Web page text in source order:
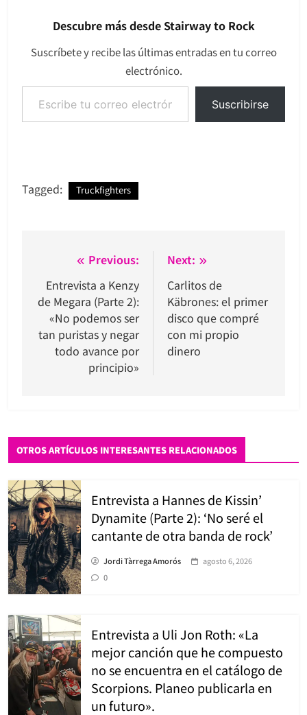
Descubre más desde Stairway to Rock
Suscríbete y recibe las últimas entradas en tu correo
electrónico.
Escribe tu correo electrónico…
Suscribirse
Tagged: Truckfighters
Navegación
de
entradas
Previous:
Entrevista a Kenzy
de Megara (Parte 2):
«No podemos ser
tan puristas y negar
todo avance por
principio»
Next:
Carlitos de
Käbrones: el primer
disco que compré
con mi propio
dinero
OTROS ARTÍCULOS INTERESANTES RELACIONADOS
Entrevista a Hannes de Kissin’
Dynamite (Parte 2): ‘No seré el
cantante de otra banda de rock’
Jordi Tàrrega Amorós
agosto 6, 2026
0
Entrevista a Uli Jon Roth: «La
mejor canción que he compuesto
no se encuentra en el catálogo de
Scorpions. Planeo publicarla en
un futuro».